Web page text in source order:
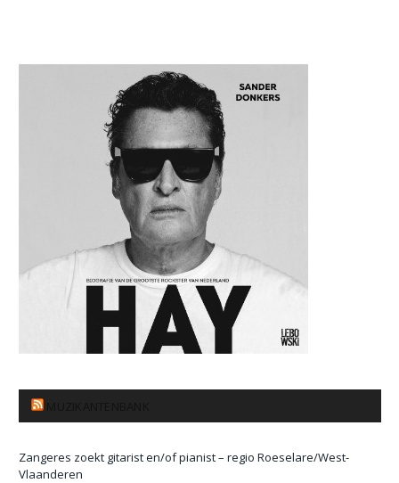
Zangeres zoekt gitarist en/of pianist – regio Roeselare/West-
Vlaanderen